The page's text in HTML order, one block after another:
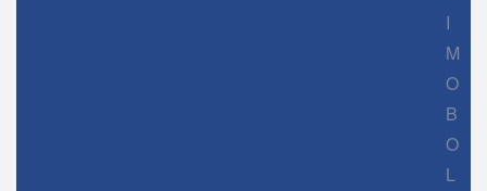
I
M
O
B
O
L